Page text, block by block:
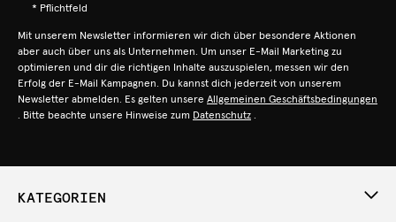
* Pflichtfeld
Mit unserem Newsletter informieren wir dich über besondere Aktionen
aber auch über uns als Unternehmen. Um unser E-Mail Marketing zu
optimieren und dir die richtigen Inhalte auszuspielen, messen wir den
Erfolg der E-Mail Kampagnen. Du kannst dich jederzeit von unserem
Newsletter abmelden. Es gelten unsere Allgemeinen Geschäftsbedingungen
. Bitte beachte unsere Hinweise zum Datenschutz .
KATEGORIEN